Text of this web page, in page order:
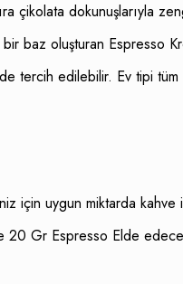
çikolata
baz oluşturan Espresso
tercih edilebilir. Ev tipi
için uygun miktarda
20 Gr Espresso Elde